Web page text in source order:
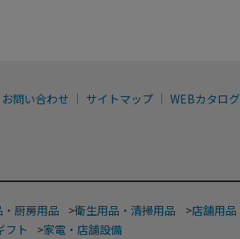
お問い合わせ サイトマップ WEBカタログ
厨房用品 >衛生用品・清掃用品 >店舗用品
フト
>家電・店舗設備